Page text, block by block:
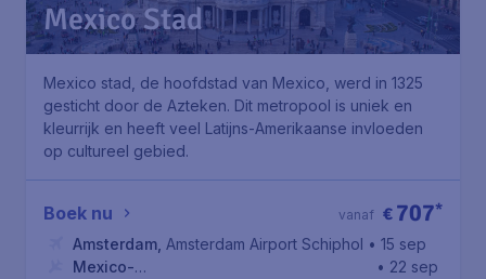
Mexico Stad
Mexico stad, de hoofdstad van Mexico, werd in 1325
gesticht door de Azteken. Dit metropool is uniek en
kleurrijk en heeft veel Latijns-Amerikaanse invloeden
op cultureel gebied.
Boek nu € 707*
vanaf
Amsterdam Amsterdam Airport Schiphol • 15 sep
Mexico-
• 22 sep